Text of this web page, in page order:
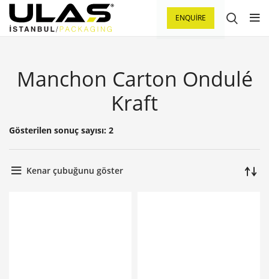
ENQUIRE
Manchon Carton Ondulé
Kraft
Gösterilen sonuç sayısı: 2
Kenar çubuğunu göster